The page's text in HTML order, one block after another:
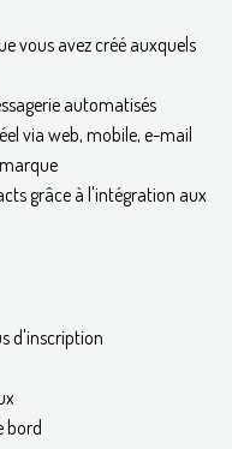
vous avez créé auxquels
automatisés
via web, mobile, e-mail
grâce à l'intégration aux
d'inscription
bord